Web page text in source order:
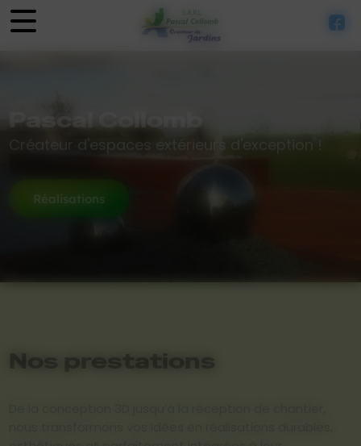
Panneau de gestion des cookies
Pascal Collomb
Créateur d'espaces extérieurs d'exception !
Réalisations
Nos prestations